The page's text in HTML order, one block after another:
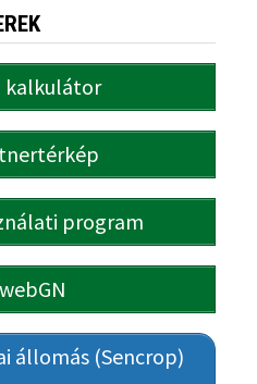
kalkulátor
program
webGN
állomás (Sencrop)